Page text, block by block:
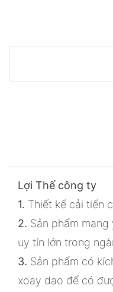
Lợi Thế công ty
1. Thiết kế cải tiến
2. Sản phẩm
uy tín lớn trong
3. Sản phẩm có
xoay dao để có